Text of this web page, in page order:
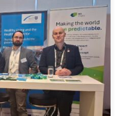
AMR Conference in
Netzwerken und
für